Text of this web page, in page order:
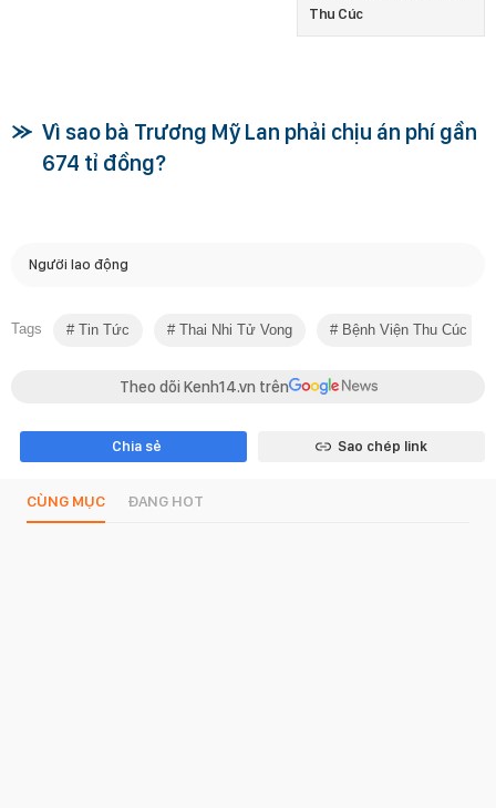
Thu Cúc
Vì sao bà Trương Mỹ Lan phải chịu án phí gần
674 tỉ đồng?
Người lao động
Tags Tin Tức Thai Nhi Tử Vong Bệnh Viện Thu Cúc
Theo dõi Kenh14.vn trên
Chia sẻ Sao chép link
CÙNG MỤC ĐANG HOT